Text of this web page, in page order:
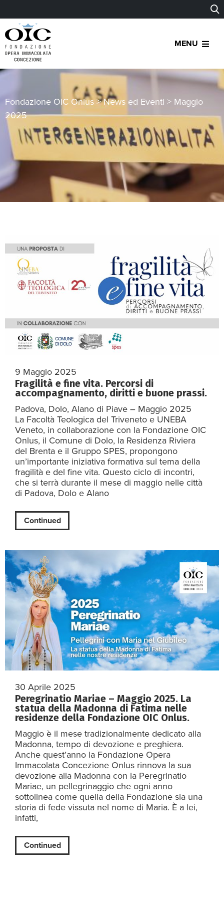
MENU
Fondazione OIC Onlus >News ed Eventi > Maggio
2025
9 Maggio 2025
Fragilità e fine vita. Percorsi di
accompagnamento, diritti e buone prassi.
Padova, Dolo, Alano di Piave – Maggio 2025
La Facoltà Teologica del Triveneto e UNEBA
Veneto, in collaborazione con la Fondazione OIC
Onlus, il Comune di Dolo, la Residenza Riviera
del Brenta e il Gruppo SPES, propongono
un’importante iniziativa formativa sul tema della
fragilità e del fine vita. Questo ciclo di incontri,
che si terrà durante il mese di maggio nelle città
di Padova, Dolo e Alano
Continued
30 Aprile 2025
Peregrinatio Mariae – Maggio 2025. La
statua della Madonna di Fatima nelle
residenze della Fondazione OIC Onlus.
Maggio è il mese tradizionalmente dedicato alla
Madonna, tempo di devozione e preghiera.
Anche quest’anno la Fondazione Opera
Immacolata Concezione Onlus rinnova la sua
devozione alla Madonna con la Peregrinatio
Mariae, un pellegrinaggio che ogni anno
sottolinea come quella della Fondazione sia una
storia di fede vissuta nel nome di Maria. È a lei,
infatti,
Continued